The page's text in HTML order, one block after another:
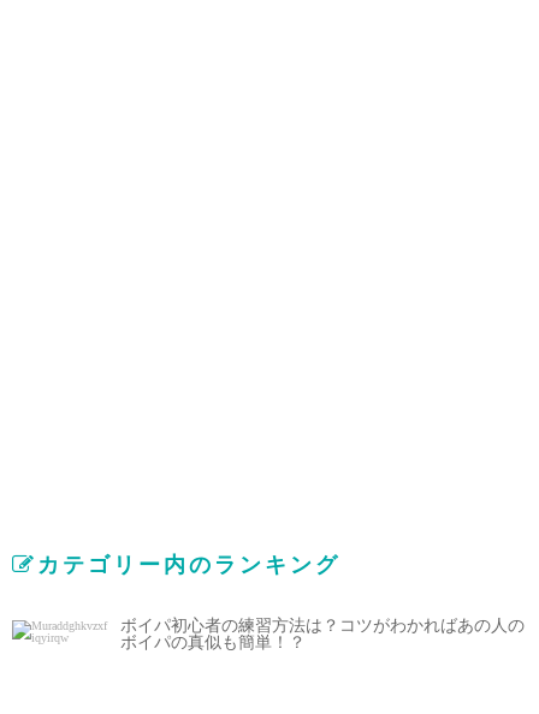
カテゴリー内のランキング
ボイパ初心者の練習方法は？コツがわかればあの人の
ボイパの真似も簡単！？